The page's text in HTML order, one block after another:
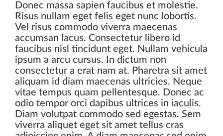
Donec massa sapien faucibus et molestie.
Risus nullam eget felis eget nunc lobortis.
Vel risus commodo viverra maecenas
accumsan lacus. Consectetur libero id
faucibus nisl tincidunt eget. Nullam vehicula
ipsum a arcu cursus. In dictum non
consectetur a erat nam at. Pharetra sit amet
aliquam id diam maecenas ultricies. Neque
vitae tempus quam pellentesque. Donec ac
odio tempor orci dapibus ultrices in iaculis.
Diam volutpat commodo sed egestas. Sem
viverra aliquet eget sit amet tellus cras